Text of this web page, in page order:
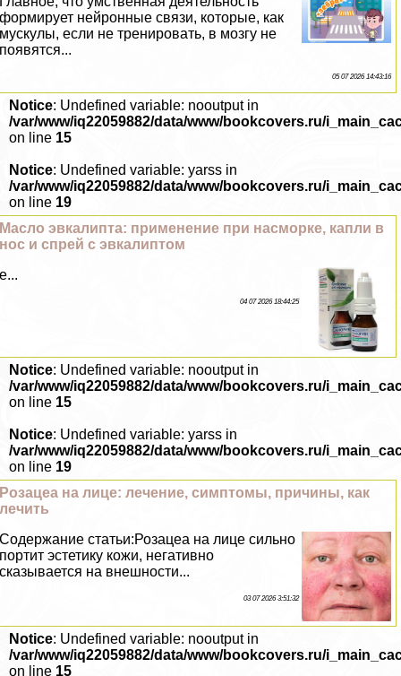
формирует нейронные связи, которые, как
мускулы, если не тренировать, в мозгу не
появятся...
05 07 2026 14:43:16
Notice: Undefined variable: nooutput in
/var/www/iq22059882/data/www/bookcovers.ru/
on line 15
Notice: Undefined variable: yarss in
/var/www/iq22059882/data/www/bookcovers.ru/
on line 19
Масло эвкалипта: применение при насморке, капли в
нос и спрей с эвкалиптом
е...
04 07 2026 18:44:25
Notice: Undefined variable: nooutput in
/var/www/iq22059882/data/www/bookcovers.ru/
on line 15
Notice: Undefined variable: yarss in
/var/www/iq22059882/data/www/bookcovers.ru/
on line 19
Розацеа на лице: лечение, симптомы, причины, как
лечить
Содержание статьи:Розацеа на лице сильно
портит эстетику кожи, негативно
сказывается на внешности...
03 07 2026 3:51:32
Notice: Undefined variable: nooutput in
/var/www/iq22059882/data/www/bookcovers.ru/
on line 15